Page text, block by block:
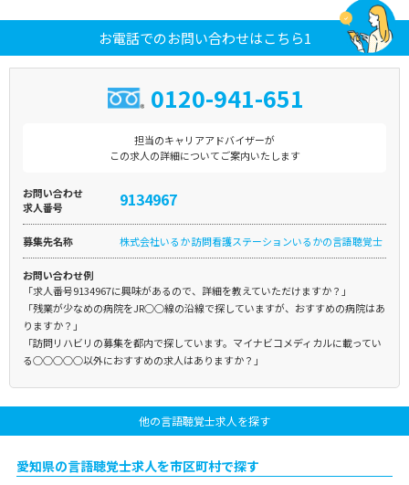
お電話でのお問い合わせはこちら1
0120-941-651
担当のキャリアアドバイザーが
この求人の詳細についてご案内いたします
お問い合わせ
求人番号
9134967
募集先名称 株式会社いるか 訪問看護ステーションいるかの言語聴覚士
お問い合わせ例
「求人番号9134967に興味があるので、詳細を教えていただけますか？」
「残業が少なめの病院をJR○○線の沿線で探していますが、おすすめの病院はあ
りますか？」
「訪問リハビリの募集を都内で探しています。マイナビコメディカルに載ってい
る○○○○○以外におすすめの求人はありますか？」
他の言語聴覚士求人を探す
愛知県の言語聴覚士求人を市区町村で探す